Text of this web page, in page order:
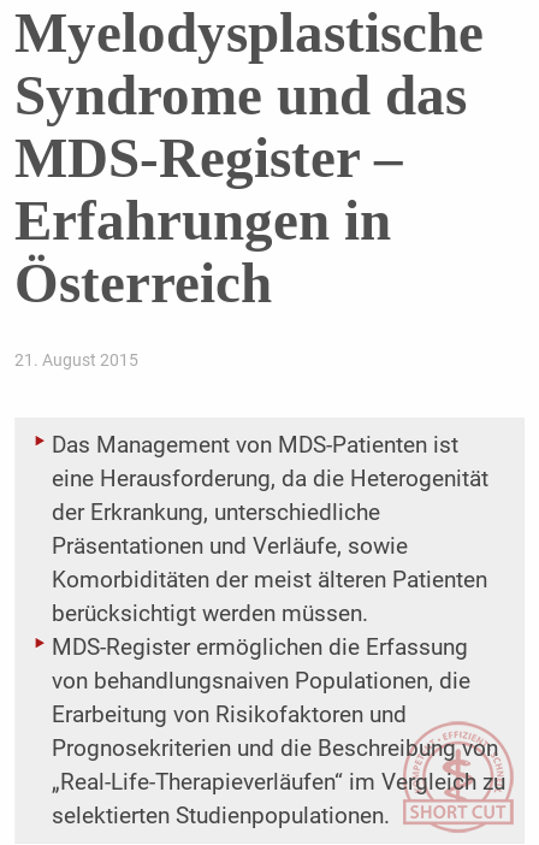
Myelodysplastische
Syndrome und das
MDS-Register –
Erfahrungen in
Österreich
21. August 2015
Das Management von MDS-Patienten ist
eine Herausforderung, da die Heterogenität
der Erkrankung, unterschiedliche
Präsentationen und Verläufe, sowie
Komorbiditäten der meist älteren Patienten
berücksichtigt werden müssen.
MDS-Register ermöglichen die Erfassung
von behandlungsnaiven Populationen, die
Erarbeitung von Risikofaktoren und
Prognosekriterien und die Beschreibung von
„Real-Life-Therapieverläufen“ im Vergleich zu
selektierten Studienpopulationen.